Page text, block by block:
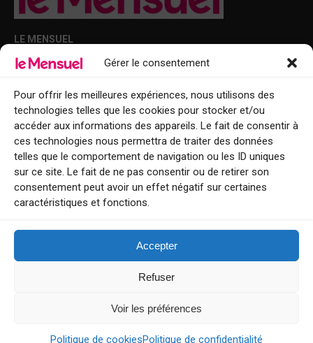
Gérer le consentement
Pour offrir les meilleures expériences, nous utilisons des
technologies telles que les cookies pour stocker et/ou
accéder aux informations des appareils. Le fait de consentir à
ces technologies nous permettra de traiter des données
telles que le comportement de navigation ou les ID uniques
sur ce site. Le fait de ne pas consentir ou de retirer son
consentement peut avoir un effet négatif sur certaines
caractéristiques et fonctions.
Accepter
Refuser
Voir les préférences
Politique de cookiesPolitique de confidentialité
LE MENSUEL
Points de diffusion Var et Alpes-Maritimes : oû trouver Le Mensuel ?
Le Mensuel en PDF : consultez le magazine en ligne
Qui sommes-nous ?
BFM Top Sorties
EVENT
Tourisme week-end : envie de vous évader le temps d’un week-end ou
Explorez nos bonnes adresses
Contact